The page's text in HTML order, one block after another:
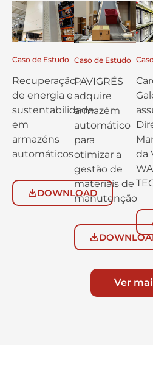
Caso de Estudo
Recuperação
de energia e
sustentabilidade
em
armazéns
automáticos
DOWNLOAD
Caso de Estudo
PAVIGRÉS
adquire
armazém
automático
para
otimizar a
gestão de
materiais de
manutenção
da
Ver